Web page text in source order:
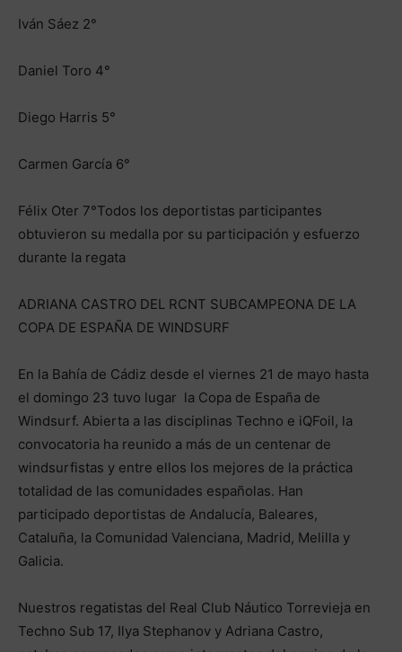
Iván Sáez 2°
Daniel Toro 4°
Diego Harris 5°
Carmen García 6°
Félix Oter 7°Todos los deportistas participantes
obtuvieron su medalla por su participación y esfuerzo
durante la regata
ADRIANA CASTRO DEL RCNT SUBCAMPEONA DE LA
COPA DE ESPAÑA DE WINDSURF
En la Bahía de Cádiz desde el viernes 21 de mayo hasta
el domingo 23 tuvo lugar la Copa de España de
Windsurf. Abierta a las disciplinas Techno e iQFoil, la
convocatoria ha reunido a más de un centenar de
windsurfistas y entre ellos los mejores de la práctica
totalidad de las comunidades españolas. Han
participado deportistas de Andalucía, Baleares,
Cataluña, la Comunidad Valenciana, Madrid, Melilla y
Galicia.
Nuestros regatistas del Real Club Náutico Torrevieja en
Techno Sub 17, Ilya Stephanov y Adriana Castro,